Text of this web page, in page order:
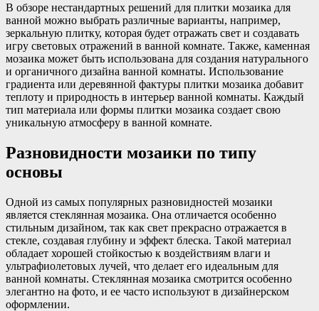
В обзоре нестандартных решений для плитки мозаика для
ванной можно выбрать различные варианты, например,
зеркальную плитку, которая будет отражать свет и создавать
игру световых отражений в ванной комнате. Также, каменная
мозаика может быть использована для создания натурального
и органичного дизайна ванной комнаты. Использование
градиента или деревянной фактуры плитки мозаика добавит
теплоту и природность в интерьер ванной комнаты. Каждый
тип материала или формы плитки мозаика создает свою
уникальную атмосферу в ванной комнате.
Разновидности мозаики по типу
основы
Одной из самых популярных разновидностей мозаики
является стеклянная мозаика. Она отличается особенно
стильным дизайном, так как свет прекрасно отражается в
стекле, создавая глубину и эффект блеска. Такой материал
обладает хорошей стойкостью к воздействиям влаги и
ультрафиолетовых лучей, что делает его идеальным для
ванной комнаты. Стеклянная мозаика смотрится особенно
элегантно на фото, и ее часто используют в дизайнерском
оформлении.